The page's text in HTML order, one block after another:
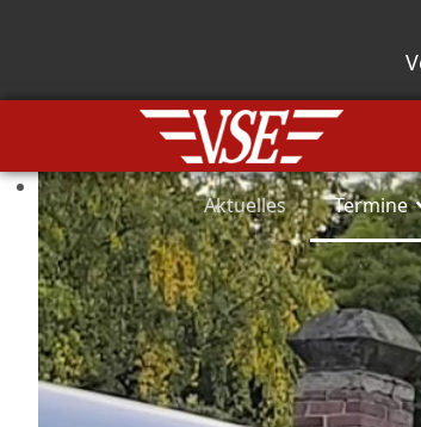
Aktuelles Termine